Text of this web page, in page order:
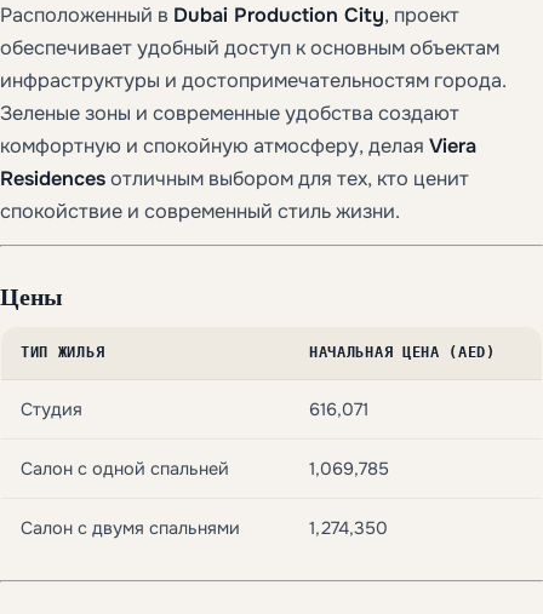
Расположенный в Dubai Production City, проект
обеспечивает удобный доступ к основным объектам
инфраструктуры и достопримечательностям города.
Зеленые зоны и современные удобства создают
комфортную и спокойную атмосферу, делая Viera
Residencesотличным выбором для тех, кто ценит
спокойствие и современный стиль жизни.
Цены
ТИП ЖИЛЬЯ НАЧАЛЬНАЯ ЦЕНА (AED)
Студия 616,071
Салон с одной спальней 1,069,785
Салон с двумя спальнями 1,274,350